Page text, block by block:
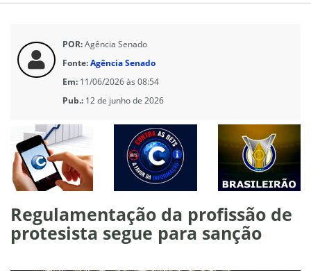
POR:Agência Senado
Fonte:Agência Senado
Em: 11/06/2026 às 08:54
Pub.: 12 de junho de 2026
Regulamentação da profissão de
protesista segue para sanção